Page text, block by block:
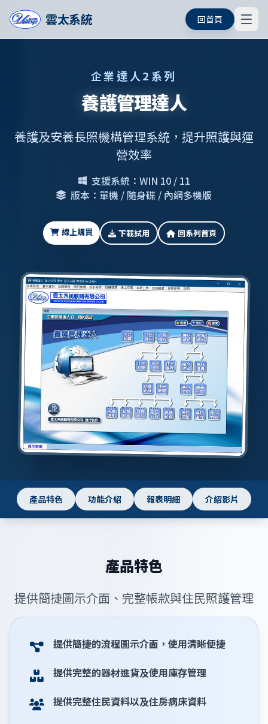
雲太系統 回首頁
企業達人2系列
養護管理達人
養護及安養長照機構管理系統，提升照護與運
營效率
支援系統：WIN 10 / 11
版本：單機 / 隨身碟 / 內網多機版
線上購買 下載試用 回系列首頁
產品特色 功能介紹 報表明細 介紹影片
產品特色
提供簡捷圖示介面、完整帳款與住民照護管理
提供簡捷的流程圖示介面，使用清晰便捷
提供完整的器材進貨及使用庫存管理
提供完整住民資料以及住房病床資料